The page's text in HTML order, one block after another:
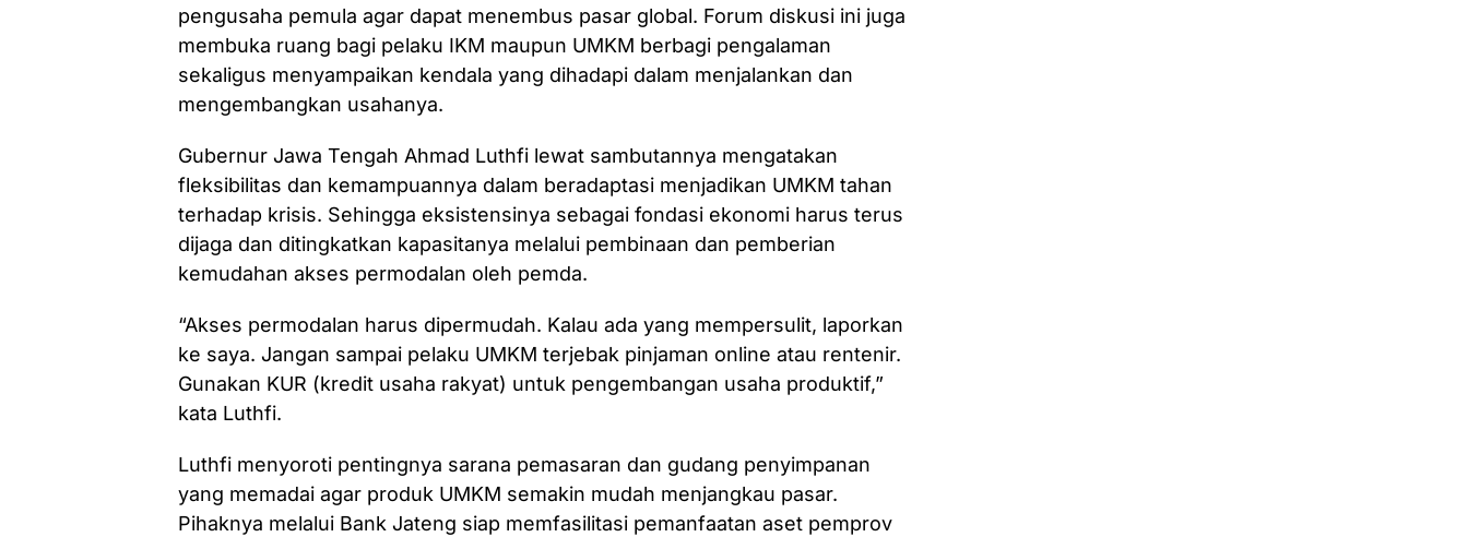
pengusaha pemula agar dapat menembus pasar global. Forum diskusi ini juga
membuka ruang bagi pelaku IKM maupun UMKM berbagi pengalaman
sekaligus menyampaikan kendala yang dihadapi dalam menjalankan dan
mengembangkan usahanya.
Gubernur Jawa Tengah Ahmad Luthfi lewat sambutannya mengatakan
fleksibilitas dan kemampuannya dalam beradaptasi menjadikan UMKM tahan
terhadap krisis. Sehingga eksistensinya sebagai fondasi ekonomi harus terus
dijaga dan ditingkatkan kapasitanya melalui pembinaan dan pemberian
kemudahan akses permodalan oleh pemda.
“Akses permodalan harus dipermudah. Kalau ada yang mempersulit, laporkan
ke saya. Jangan sampai pelaku UMKM terjebak pinjaman online atau rentenir.
Gunakan KUR (kredit usaha rakyat) untuk pengembangan usaha produktif,”
kata Luthfi.
Luthfi menyoroti pentingnya sarana pemasaran dan gudang penyimpanan
yang memadai agar produk UMKM semakin mudah menjangkau pasar.
Pihaknya melalui Bank Jateng siap memfasilitasi pemanfaatan aset pemprov